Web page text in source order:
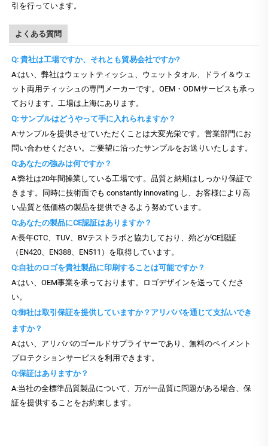
引を行っています。
よくある質問
Q: 貴社は工場ですか、それとも貿易会社ですか?
A:はい、弊社はウェットティッシュ、ウェットタオル、ドライ＆ウェ
ット両用ティッシュの専門メーカーです。OEM・ODMサービスも承っ
ております。工場は上海にあります。
Q: サンプルはどうやって手に入れられますか？
A:サンプルを提供させていただくことは大変光栄です。営業部門にお
問い合わせください。ご要望に沿ったサンプルをお送りいたします。
Q:あなたの強みは何ですか？
A:弊社は20年間操業している工場です。品質と納期はしっかり保証で
きます。同時に技術面でも constantly innovating し、お客様により高
い品質と低価格の製品を提供できるよう努めています。
Q:あなたの製品にCE認証はありますか？
A:長年CTC、TUV、BVテストラボと協力しており、殆どがCE認証
（EN420、EN388、EN511）を取得しています。
Q:自社のロゴを貴社製品に印刷することは可能ですか？
A:はい、OEM事業を承っております。ロゴデザインを送ってくださ
い。
Q:御社は取引保証を提供していますか？アリババを通じて支払いでき
ますか？
A:はい、アリババのゴールドサプライヤーであり、無料のペイメント
プロテクションサービスを利用できます。
Q:保証はありますか？
A:当社の全標準品質製品について、万が一品質に問題がある場合、保
証を提供することをお約束します。